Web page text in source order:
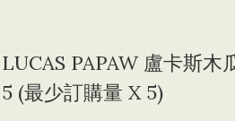
LUCAS PAPAW 盧卡斯木
5 (最少訂購量 X 5)